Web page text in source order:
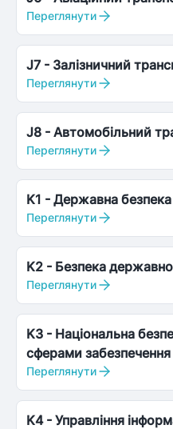
Переглянути
J7 - Залізничний
Переглянути
J8 - Автомобільний
Переглянути
K1 - Державна безпека
Переглянути
K2 - Безпека
Переглянути
K3 - Національна
сферами забезпечення
Переглянути
K4- Управління